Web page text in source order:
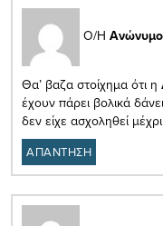
Ο/Η
Θα’ βαζα στοίχημα ότι η
έχουν πάρει βολικά
δεν είχε ασχοληθεί
ΑΠΑΝΤΗΣΗ